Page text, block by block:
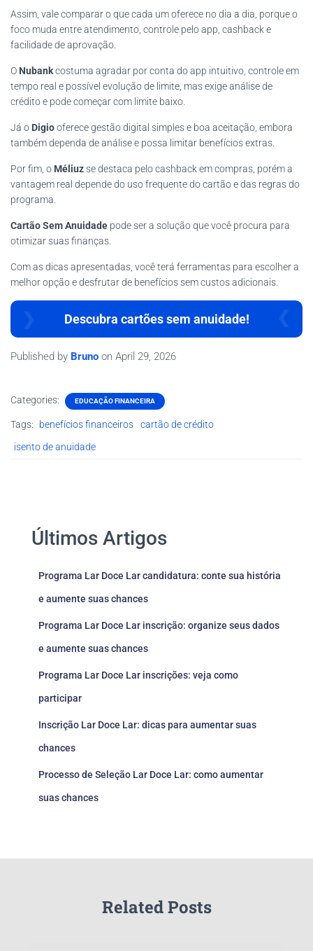
Assim, vale comparar o que cada um oferece no dia a dia, porque o
foco muda entre atendimento, controle pelo app, cashback e
facilidade de aprovação.
O Nubankcostuma agradar por conta do app intuitivo, controle em
tempo real e possível evolução de limite, mas exige análise de
crédito e pode começar com limite baixo.
Já o Digiooferece gestão digital simples e boa aceitação, embora
também dependa de análise e possa limitar benefícios extras.
Por fim, o Méliuzse destaca pelo cashback em compras, porém a
vantagem real depende do uso frequente do cartão e das regras do
programa.
Cartão Sem Anuidade pode ser a solução que você procura para
otimizar suas finanças.
Com as dicas apresentadas, você terá ferramentas para escolher a
melhor opção e desfrutar de benefícios sem custos adicionais.
Descubra cartões sem anuidade!
Published by Bruno on April 29, 2026
Categories: EDUCAÇÃO FINANCEIRA
Tags: benefícios financeiros
cartão de crédito
isento de anuidade
Últimos Artigos
Programa Lar Doce Lar candidatura: conte sua história
e aumente suas chances
Programa Lar Doce Lar inscrição: organize seus dados
e aumente suas chances
Programa Lar Doce Lar inscrições: veja como
participar
Inscrição Lar Doce Lar: dicas para aumentar suas
chances
Processo de Seleção Lar Doce Lar: como aumentar
suas chances
Related Posts